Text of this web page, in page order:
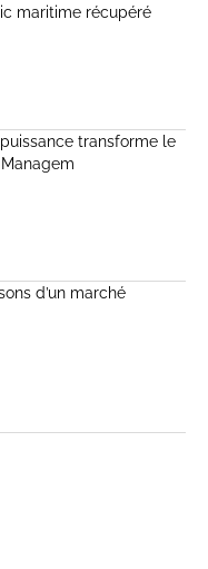
maritime récupéré
transforme le
d’un marché